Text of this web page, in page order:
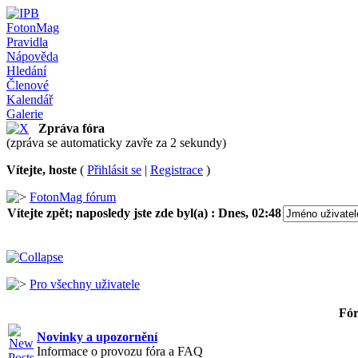
FotonMag
Pravidla
Nápověda
Hledání
Členové
Kalendář
Galerie
Zpráva fóra
(zpráva se automaticky zavře za 2 sekundy)
Vítejte, hoste ( Přihlásit se | Registrace )
FotonMag fórum
Vítejte zpět; naposledy jste zde byl(a) : Dnes, 02:48
Pro všechny uživatele
Novinky a upozornění
Informace o provozu fóra a FAQ